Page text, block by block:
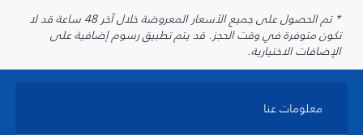
* تم الحصول على جميع الأسعار المعروضة خلال آخر 48 ساعة قد لا
تكون متوفرة في وقت الحجز. قد يتم تطبيق رسوم إضافية على
الإضافات الاختيارية.
معلومات عنا